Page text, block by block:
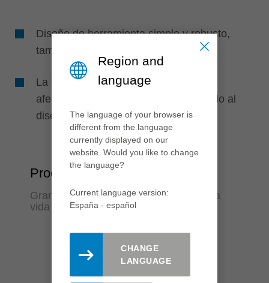
Diseño de herramienta simple y robusto,
también para aplicaciones difíciles
La función de la herramienta no se ve
afectada por la resina o el polvo debido al
diseño simple de la herramienta
Productividad
Gran facilidad de uso gracias a su larga
vida útil
Region and
language
The language of your browser is
different from the language
currently displayed on our
website. Would you like to change
the language?
Current language version:
España - español
CHANGE
LANGUAGE